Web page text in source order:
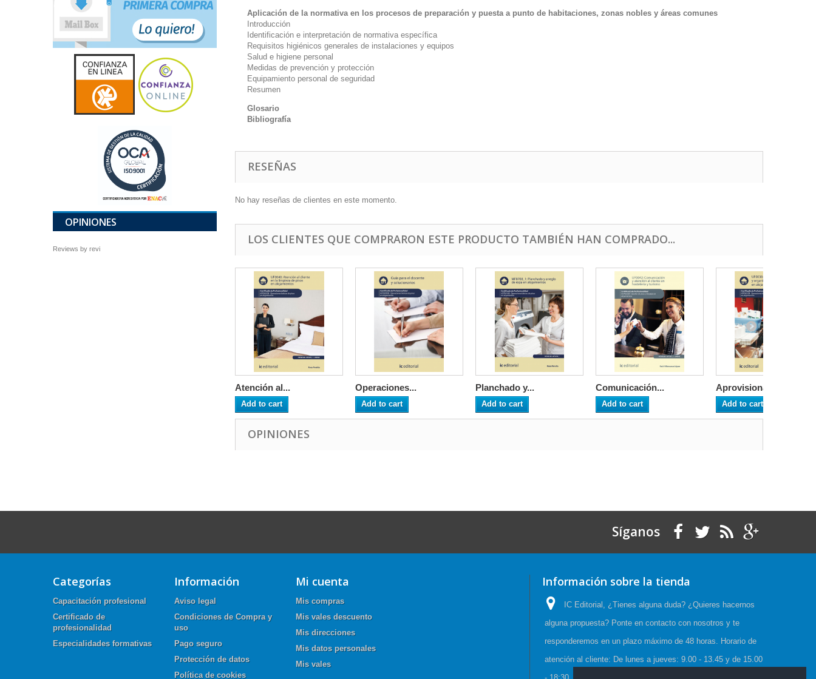
OPINIONES
Reviews by revi
Aplicación de la normativa en los procesos de preparación y puesta a punto de habitaciones, zonas nobles y áreas comunes
Introducción
Identificación e interpretación de normativa específica
Requisitos higiénicos generales de instalaciones y equipos
Salud e higiene personal
Medidas de prevención y protección
Equipamiento personal de seguridad
Resumen
Glosario
Bibliografía
RESEÑAS
No hay reseñas de clientes en este momento.
LOS CLIENTES QUE COMPRARON ESTE PRODUCTO TAMBIÉN HAN COMPRADO...
Atención al...
Add to cart
Operaciones...
Add to cart
Planchado y...
Add to cart
Comunicación...
Add to cart
Aprovisionam...
Add to cart
OPINIONES
Síganos
Categorías
Capacitación profesional
Certificado de
profesionalidad
Especialidades formativas
Información
Aviso legal
Condiciones de Compra y
uso
Pago seguro
Protección de datos
Política de cookies
Mi cuenta
Mis compras
Mis vales descuento
Mis direcciones
Mis datos personales
Mis vales
Información sobre la tienda
IC Editorial, ¿Tienes alguna duda? ¿Quieres hacernos
alguna propuesta? Ponte en contacto con nosotros y te
responderemos en un plazo máximo de 48 horas. Horario de
atención al cliente: De lunes a jueves: 9.00 - 13.45 y de 15.00